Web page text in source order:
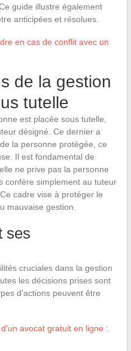
guide illustre également
anticipées et résolues.
en cas de conflit avec un
de la gestion
tutelle
est placée sous tutelle,
désigné. Ce dernier a
la personne protégée, ce
Il est fondamental de
ne prive pas la personne
confère simplement au tuteur
cadre vise à protéger le
mauvaise gestion.
ses
cruciales dans la gestion
les décisions prises sont
d’actions peuvent être
avocat gratuit en ligne :